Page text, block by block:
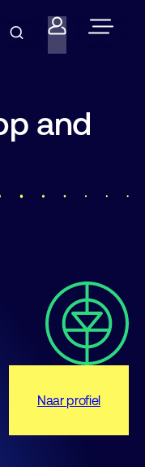
and
Naar profiel